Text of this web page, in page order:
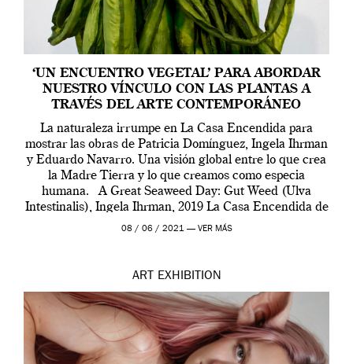
‘UN ENCUENTRO VEGETAL’ PARA ABORDAR
NUESTRO VÍNCULO CON LAS PLANTAS A
TRAVÉS DEL ARTE CONTEMPORÁNEO
La naturaleza irrumpe en La Casa Encendida para
mostrar las obras de Patricia Domínguez, Ingela Ihrman
y Eduardo Navarro. Una visión global entre lo que crea
la Madre Tierra y lo que creamos como especia
humana. A Great Seaweed Day: Gut Weed (Ulva
Intestinalis), Ingela Ihrman, 2019 La Casa Encendida de
Madrid y la Wellcome […]
08 / 06 / 2021 — VER MÁS
ART EXHIBITION